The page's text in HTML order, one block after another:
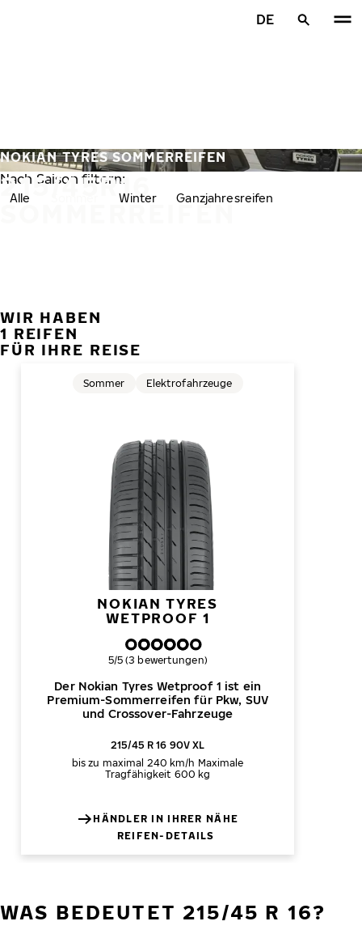
DE
215/45R16
SOMMERREIFEN
NOKIAN TYRES SOMMERREIFEN
Nach Saison filtern:
Alle Winter Ganzjahresreifen
WIR HABEN
1 REIFEN
FÜR IHRE REISE
NOKIAN TYRES
WETPROOF 1
Der Nokian Tyres Wetproof 1 ist ein
Premium-Sommerreifen für Pkw, SUV
und Crossover-Fahrzeuge
Sommer Elektrofahrzeuge
Gesamtbewertung
5/5 (3 bewertungen)
215/45 R 16 90V XL
bis zu maximal 240 km/h Maximale
Tragfähigkeit 600 kg
HÄNDLER IN IHRER NÄHE
REIFEN-DETAILS
WAS BEDEUTET 215/45 R 16?